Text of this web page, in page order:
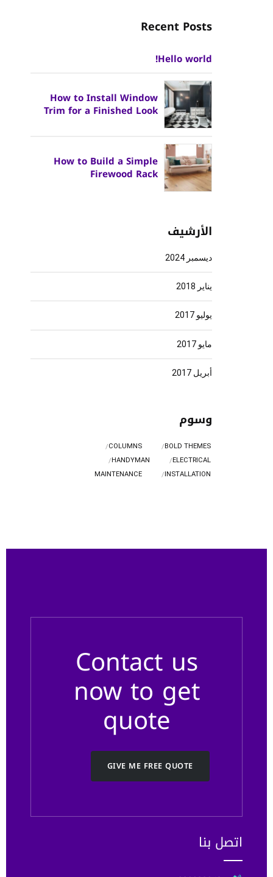
Recent Posts
Hello world!
How to Install Window
Trim for a Finished Look
How to Build a Simple
Firewood Rack
الأرشيف
ديسمبر 2024
يناير 2018
يوليو 2017
مايو 2017
أبريل 2017
وسوم
BOLD THEMES
COLUMNS
ELECTRICAL
HANDYMAN
INSTALLATION
MAINTENANCE
Contact us
now to get
quote
GIVE ME FREE QUOTE
اتصل بنا